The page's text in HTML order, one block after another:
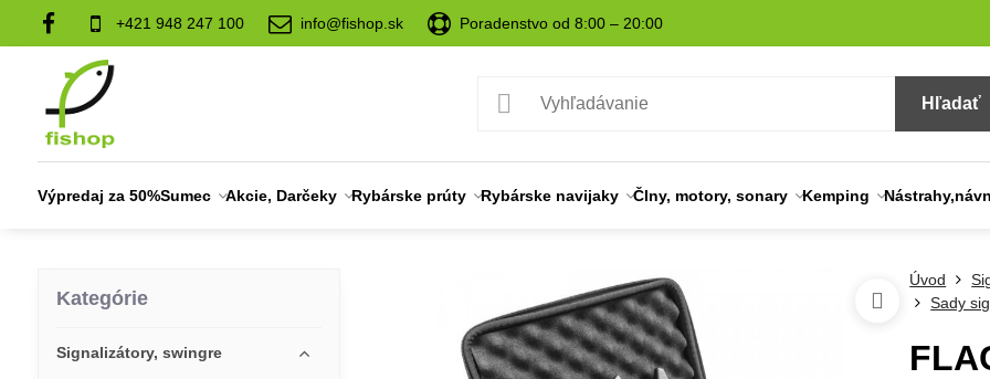
+421 948 247 100 info@fishop.sk Poradenstvo od 8:00 – 20:00
Hľadať
Výpredaj za 50%Sumec Akcie, Darčeky Rybárske prúty Rybárske navijaky Člny, motory, sonary Kemping
Úvod
Sady
Kategórie
Signalizátory, swingre